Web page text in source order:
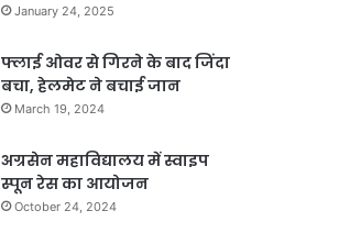
January 24, 2025
फ्लाई ओवर से गिरने के बाद जिंदा
बचा, हेलमेट ने बचाई जान
March 19, 2024
अग्रसेन महाविद्यालय में स्वाइप
स्पून रेस का आयोजन
October 24, 2024